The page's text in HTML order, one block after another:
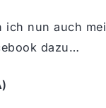
nun auch
dazu…